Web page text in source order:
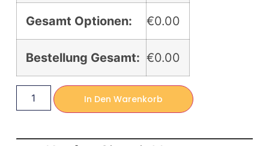
Gesamt Optionen: €0.00
Bestellung Gesamt: €0.00
In Den Warenkorb